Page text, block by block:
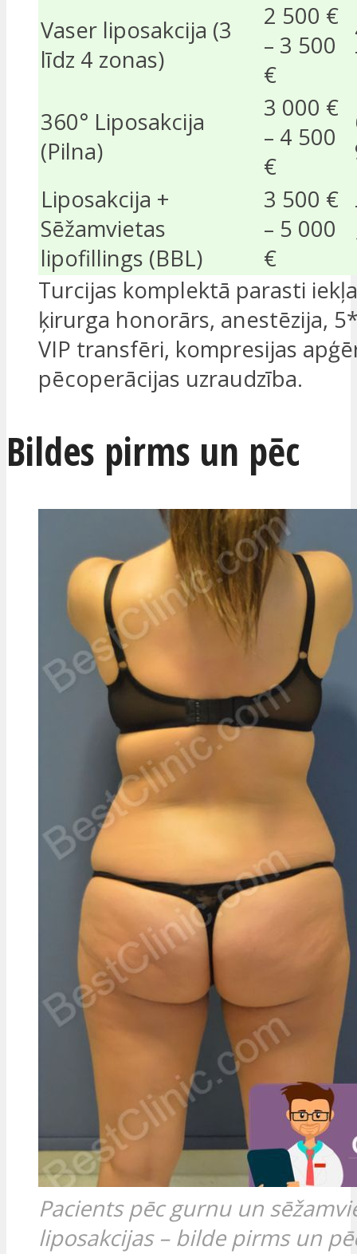
Vaser liposakcija (3
līdz 4 zonas)
2 500 €
– 3 500
€
360° Liposakcija
(Pilna)
3 000 €
– 4 500
€
Liposakcija +
Sēžamvietas
lipofillings (BBL)
3 500 €
– 5 000
€
Turcijas komplektā parasti
ķirurga honorārs, anestēzija,
VIP transfēri, kompresijas
pēcoperācijas uzraudzība.
Bildes pirms un pēc
Pacients pēc gurnu un
liposakcijas – bilde pirms un